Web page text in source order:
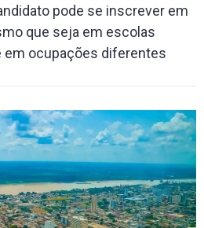
pode se inscrever em
que seja em escolas
em ocupações diferentes